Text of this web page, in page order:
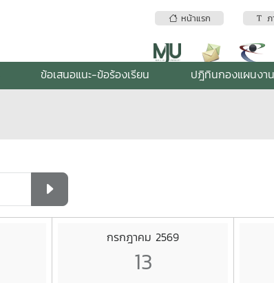
หน้าแรก ภ
ข้อเสนอแนะ-ข้อร้องเรียน ปฎิทินกองแผนงาน
กรกฎาคม 2569
13